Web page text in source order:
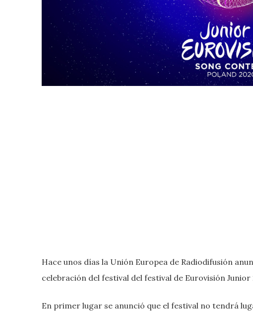
Hace unos días la Unión Europea de Radiodifusión
celebración del festival del festival de Eurovisión Junior
En primer lugar se anunció que el festival no tendrá